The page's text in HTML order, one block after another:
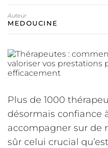
Auteur
MEDOUCINE
Plus de 1000
désormais confiance
accompagner sur de
sûr celui crucial